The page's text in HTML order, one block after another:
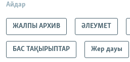
Айдар
ЖАЛПЫ АРХИВ ӘЛЕУМЕТ
БАС ТАҚЫРЫПТАР Жер дауы